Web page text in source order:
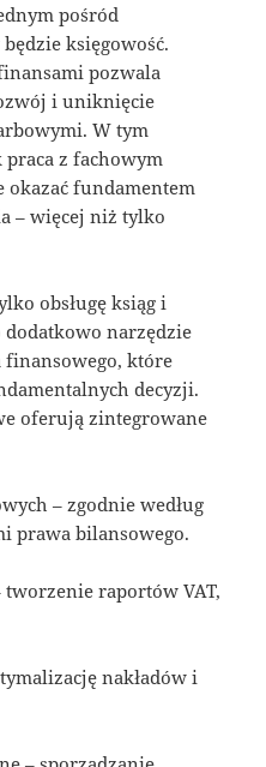
pośród
księgowość.
pozwala
i uniknięcie
W tym
z fachowym
okazać fundamentem
– więcej niż tylko
obsługę ksiąg i
narzędzie
które
decyzji.
oferują zintegrowane
– zgodnie według
prawa bilansowego.
tworzenie raportów VAT,
nakładów i